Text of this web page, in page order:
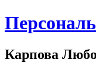
Карпова